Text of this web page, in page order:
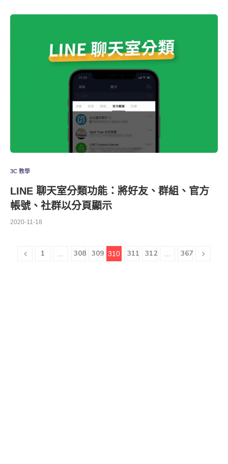
3C 教學
LINE 聊天室分類功能：將好友、群組、官方
帳號、社群以分頁顯示
2020-11-18
1 308 309 310 311 312 367